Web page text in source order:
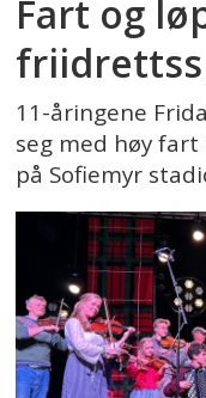
Fart og
11-åringene
seg med høy
på Sofiemyr